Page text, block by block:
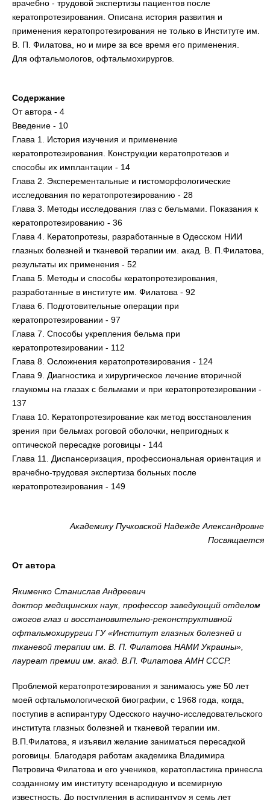
врачебно - трудовой экспертизы пациентов после
кератопротезирования. Описана история развития и
применения кератопротезирования не только в Институте им.
В. П. Филатова, но и мире за все время его применения.
Для офтальмологов, офтальмохирургов.
Содержание
От автора - 4
Введение - 10
Глава 1. История изучения и применение
кератопротезирования. Конструкции кератопротезов и
способы их имплантации - 14
Глава 2. Эксперементальные и гистоморфологические
исследования по кератопротезированию - 28
Глава 3. Методы исследования глаз с бельмами. Показания к
кератопротезированию - 36
Глава 4. Кератопротезы, разработанные в Одесском НИИ
глазных болезней и тканевой терапии им. акад. В. П.Филатова,
результаты их применения - 52
Глава 5. Методы и способы кератопротезирования,
разработанные в институте им. Филатова - 92
Глава 6. Подготовительные операции при
кератопротезировании - 97
Глава 7. Способы укрепления бельма при
кератопротезировании - 112
Глава 8. Осложнения кератопротезирования - 124
Глава 9. Диагностика и хирургическое лечение вторичной
глаукомы на глазах с бельмами и при кератопротезировании -
137
Глава 10. Кератопротезирование как метод восстановления
зрения при бельмах роговой оболочки, непригодных к
оптической пересадке роговицы - 144
Глава 11. Диспансеризация, профессиональная ориентация и
врачебно-трудовая экспертиза больных после
кератопротезирования - 149
Академику Пучковской Надежде Александровне
Посвящается
От автора
Якименко Станислав Андреевич
доктор медицинских наук, профессор заведующий отделом
ожогов глаз и восстановительно-реконструктивной
офтальмохирургии ГУ «Институт глазных болезней и
тканевой терапии им. В. П. Филатова НАМИ Украины»,
лауреат премии им. акад. В.П. Филатова АМН СССР.
Проблемой кератопротезирования я занимаюсь уже 50 лет
моей офтальмологической биографии, с 1968 года, когда,
поступив в аспирантуру Одесского научно-исследовательского
института глазных болезней и тканевой терапии им.
В.П.Филатова, я изъявил желание заниматься пересадкой
роговицы. Благодаря работам академика Владимира
Петровича Филатова и его учеников, кератопластика принесла
созданному им институту всенародную и всемирную
известность. До поступления в аспирантуру я семь лет